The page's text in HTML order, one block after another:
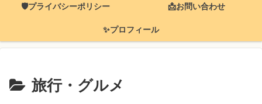
🛡️プライバシーポリシー 📩お問い合わせ
✨プロフィール
旅行・グルメ